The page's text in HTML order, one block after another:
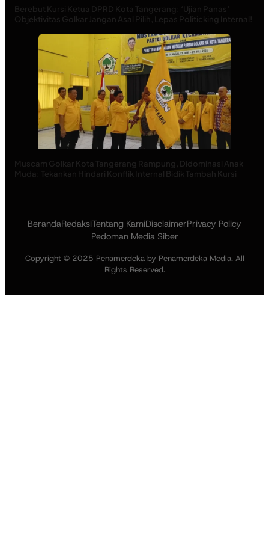
Berebut Kursi Ketua DPRD Kota Tangerang: ‘Ujian Panas’
Objektivitas Golkar Jangan Asal Pilih, Lepas Politicking Internal!
Muscam Golkar Kota Tangerang Rampung, Didominasi Anak
Muda: Tekankan Hindari Konflik Internal Bidik Tambah Kursi
BerandaRedaksiTentang KamiDisclaimerPrivacy Policy
Pedoman Media Siber
Copyright © 2025 Penamerdeka by Penamerdeka Media. All
Rights Reserved.